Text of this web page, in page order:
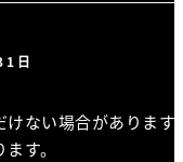
日
ない場合があります
す。